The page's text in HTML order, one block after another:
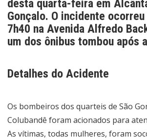
desta quarta-feira em
Gonçalo. O incidente
7h40 na Avenida Alfredo
um dos ônibus tombou após
Detalhes do Acidente
Os bombeiros dos quarteis de São
Colubandê foram acionados para
As vítimas, todas mulheres, foram